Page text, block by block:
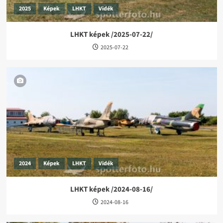
2023 LGAV LHBP Tour Videó
LHBP-LGAV / LGAV-LHBP takeoff
1
2026 Budapest Képek LHBP Off Airport Tour
BUD-CIA képek /2026-04-03/
2025 Képek LHKT Vidék
LHKT képek /2025-07-22/
2025-07-22
2024 Képek LHKT Vidék
LHKT képek /2024-08-16/
2024-08-16